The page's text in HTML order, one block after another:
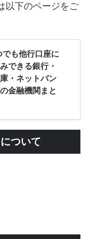
以下のページをご
も他行口座に
できる銀行・
・ネットバン
金融機関まと
ついて